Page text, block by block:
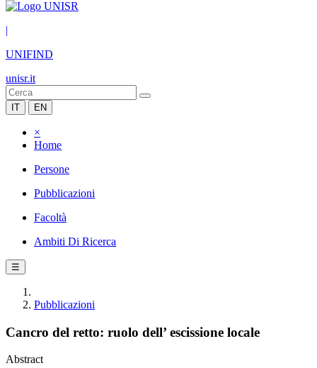
|
UNIFIND
unisr.it
IT EN
×
Home
Persone
Pubblicazioni
Facoltà
Ambiti Di Ricerca
☰
Pubblicazioni
Cancro del retto: ruolo dell’ escissione locale
Abstract